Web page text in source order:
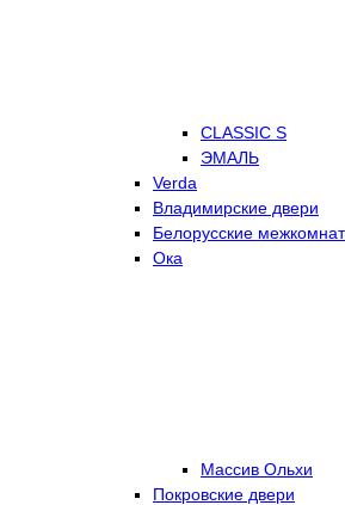
CLASSIC S
ЭМАЛЬ
Verda
Владимирские двери
Белорусские
Ока
Массив Ольхи
Покровские двери